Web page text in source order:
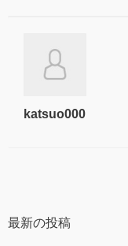
katsuo000
最新の投稿